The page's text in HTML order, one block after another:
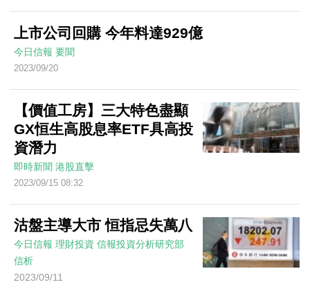
上市公司回購 今年料達929億
今日信報 要聞
2023/09/20
【價值工房】三大特色盡顯
GX恒生高股息率ETF具高投
資潛力
即時新聞 港股直擊
2023/09/15 08:32
沽盤主導大市 恒指忌失萬八
今日信報 理財投資 信報投資分析研究部
信析
2023/09/11